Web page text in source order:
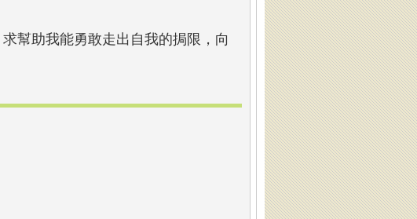
幫助我能勇敢走出自我的挶限，向